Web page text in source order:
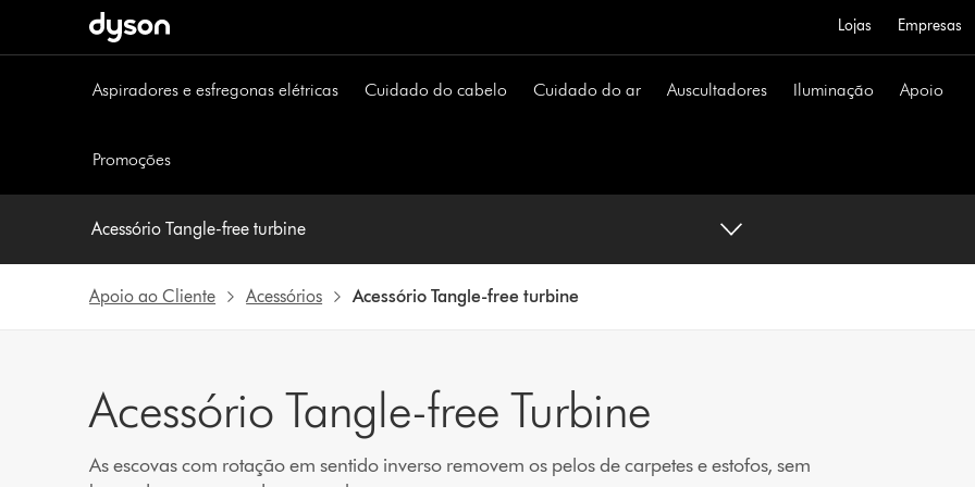
Lojas Empresas
Aspiradores e esfregonas elétricas Cuidado do cabelo Cuidado do ar Auscultadores Iluminação Apoio
Promoções
Acessório Tangle-free turbine
Apoio ao Cliente Acessórios Acessório Tangle-free turbine
Acessório Tangle-free Turbine
As escovas com rotação em sentido inverso removem os pelos de carpetes e estofos, sem